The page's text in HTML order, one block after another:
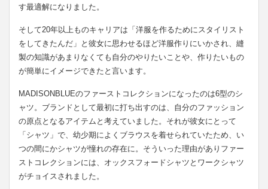
す最適解になりました。
そして20年以上ものキャリアは「洋服を作るためにスタイリスト
をしてきたんだ」と彼女に思わせるほど洋服作りにいかされ、縫
製の知識があまりなくても自分のやりたいことや、作りたいもの
が簡単にイメージできたと言います。
MADISONBLUEのファーストコレクションになったのは6型のシ
ャツ。ブランドとして最初に打ち出すのは、自分のファッション
の原点となるアイテムと考えていました。それが彼女にとって
「シャツ」で、幼少期によくブラウスを着せられていたため、い
つの間にかシャツが憧れの存在に。そういった理由がありファー
ストコレクションには、オックスフォードシャツとワークシャツ
がチョイスされました。